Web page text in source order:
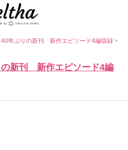
40年ぶりの新刊 新作エピソード4編収録>
の新刊 新作エピソード4編